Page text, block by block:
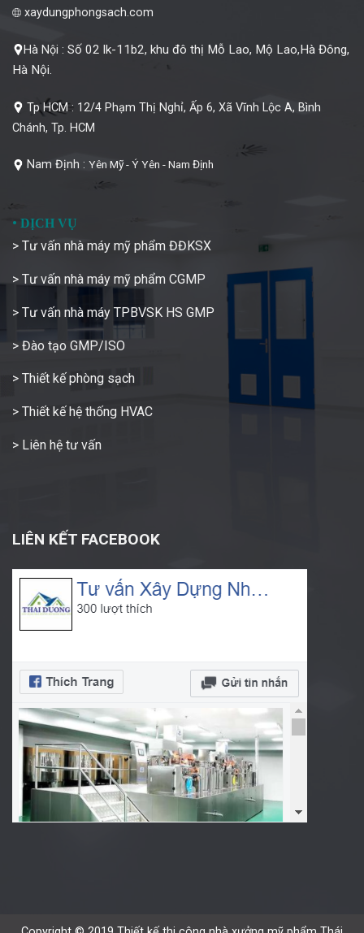
xaydungphongsach.com
Hà Nội : Số 02 lk-11b2, khu đô thị Mỗ Lao, Mộ Lao,Hà Đông,
Hà Nội.
Tp HCM : 12/4 Phạm Thị Nghỉ, Ấp 6, Xã Vĩnh Lộc A, Bình
Chánh, Tp. HCM
Nam Định : Yên Mỹ - Ý Yên - Nam Định
• DỊCH VỤ
> Tư vấn nhà máy mỹ phẩm ĐĐKSX
> Tư vấn nhà máy mỹ phẩm CGMP
> Tư vấn nhà máy TPBVSK HS GMP
> Đào tạo GMP/ISO
> Thiết kế phòng sạch
> Thiết kế hệ thống HVAC
> Liên hệ tư vấn
LIÊN KẾT FACEBOOK